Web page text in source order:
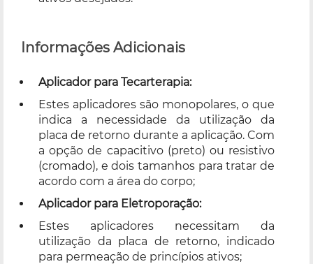
Informações Adicionais
Aplicador para Tecarterapia:
Estes aplicadores são monopolares, o que
indica a necessidade da utilização da
placa de retorno durante a aplicação. Com
a opção de capacitivo (preto) ou resistivo
(cromado), e dois tamanhos para tratar de
acordo com a área do corpo;
Aplicador para Eletroporação:
Estes aplicadores necessitam da
utilização da placa de retorno, indicado
para permeação de princípios ativos;